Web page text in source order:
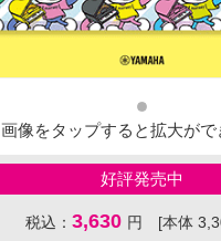
画像をタップすると拡大がで
好評発売中
税込： 3,630 円 [本体